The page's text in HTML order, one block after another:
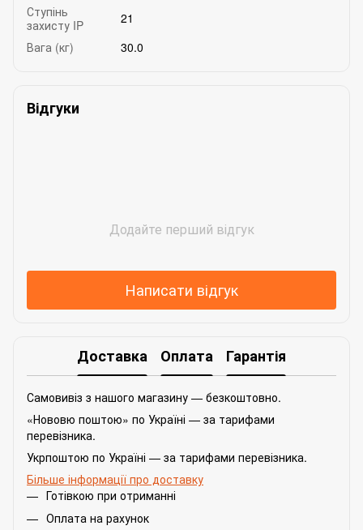
Ступінь
захисту IP
21
Вага (кг)
30.0
Відгуки
Додайте перший відгук
Написати відгук
Доставка Оплата Гарантія
Самовивіз з нашого магазину — безкоштовно.
«Нововю поштою» по Україні — за тарифами
перевізника.
Укрпоштою по Україні — за тарифами перевізника.
Більше інформації про доставку
Готівкою при отриманні
Оплата на рахунок